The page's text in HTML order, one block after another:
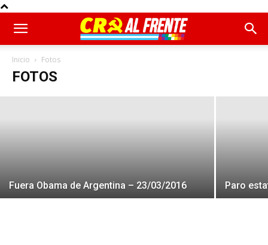
Inicio Fotos
FOTOS
40 años del Golpe Bahía Blanca –
24/03/2016
24 de marzo de 2016
Fuera Obama de Argentina – 23/03/2016 Paro